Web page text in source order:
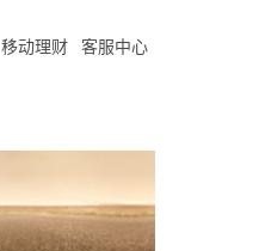
移动理财 客服中心